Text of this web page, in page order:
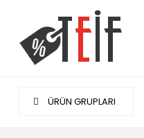
ÜRÜN GRUPLARI